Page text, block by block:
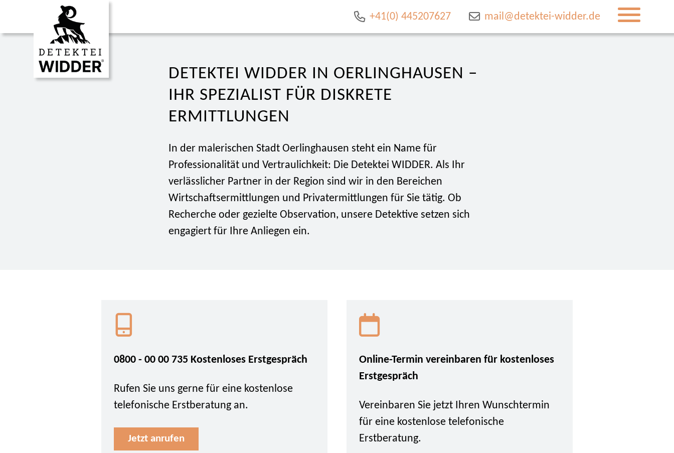
+41(0) 445207627 mail@detektei-widder.de
DETEKTEI WIDDER IN OERLINGHAUSEN –
IHR SPEZIALIST FÜR DISKRETE
ERMITTLUNGEN
In der malerischen Stadt Oerlinghausen steht ein Name für
Professionalität und Vertraulichkeit: Die Detektei WIDDER. Als Ihr
verlässlicher Partner in der Region sind wir in den Bereichen
Wirtschaftsermittlungen und Privatermittlungen für Sie tätig. Ob
Recherche oder gezielte Observation, unsere Detektive setzen sich
engagiert für Ihre Anliegen ein.
0800 - 00 00 735 Kostenloses Erstgespräch
Rufen Sie uns gerne für eine kostenlose
telefonische Erstberatung an.
Jetzt anrufen
Online-Termin vereinbaren für kostenloses
Erstgespräch
Vereinbaren Sie jetzt Ihren Wunschtermin
für eine kostenlose telefonische
Erstberatung.